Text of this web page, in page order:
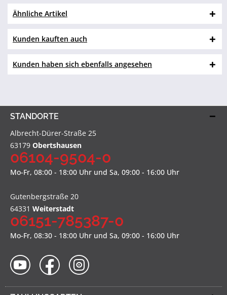
Ähnliche Artikel
Kunden kauften auch
Kunden haben sich ebenfalls angesehen
STANDORTE
Albrecht-Dürer-Straße 25
63179 Obertshausen
06104-9504-0
Mo-Fr, 08:00 - 18:00 Uhr und Sa, 09:00 - 16:00 Uhr
Gutenbergstraße 20
64331 Weiterstadt
06151-785387-0
Mo-Fr, 08:30 - 18:00 Uhr und Sa, 09:00 - 16:00 Uhr